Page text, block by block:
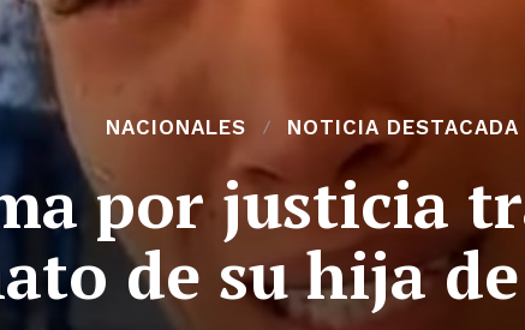
NACIONALES NOTICIA DESTACADA
por justicia
de su hija